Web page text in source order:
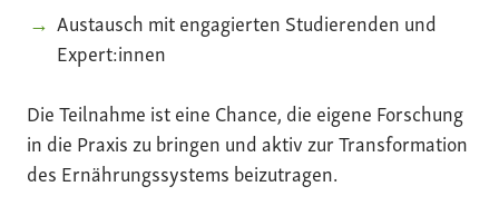
Austausch mit engagierten Studierenden und
Expert:innen
Die Teilnahme ist eine Chance, die eigene Forschung
in die Praxis zu bringen und aktiv zur Transformation
des Ernährungssystems beizutragen.